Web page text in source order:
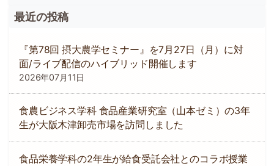
最近の投稿
『第78回 摂大農学セミナー』を7月27日（月）に対
面/ライブ配信のハイブリッド開催します
2026年07月11日
食農ビジネス学科 食品産業研究室（山本ゼミ）の3年
生が大阪木津卸売市場を訪問しました
食品栄養学科の2年生が給食受託会社とのコラボ授業